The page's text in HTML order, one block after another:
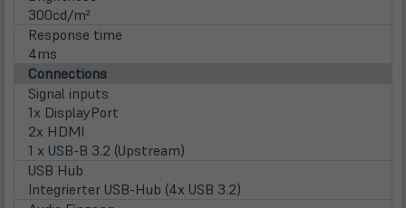
300cd/m²
Response time
4ms
Connections
Signal inputs
1x DisplayPort
2x HDMI
1 x USB-B 3.2 (Upstream)
USB Hub
Integrierter USB-Hub (4x USB 3.2)